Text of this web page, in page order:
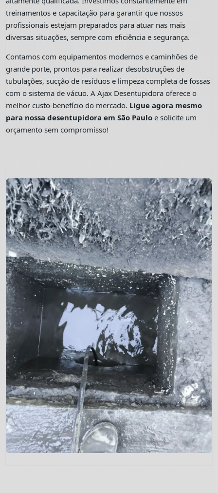
treinamentos e capacitação para garantir que nossos
profissionais estejam preparados para atuar nas mais
diversas situações, sempre com eficiência e segurança.
Contamos com equipamentos modernos e caminhões de
grande porte, prontos para realizar desobstruções de
tubulações, sucção de resíduos e limpeza completa de fossas
com o sistema de vácuo. A Ajax Desentupidora oferece o
melhor custo-benefício do mercado. Ligue agora mesmo
para nossa desentupidora em São Paulo e solicite um
orçamento sem compromisso!